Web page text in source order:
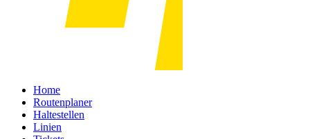
Home
Routenplaner
Haltestellen
Linien